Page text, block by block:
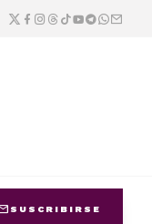
SUSCRIBIRSE